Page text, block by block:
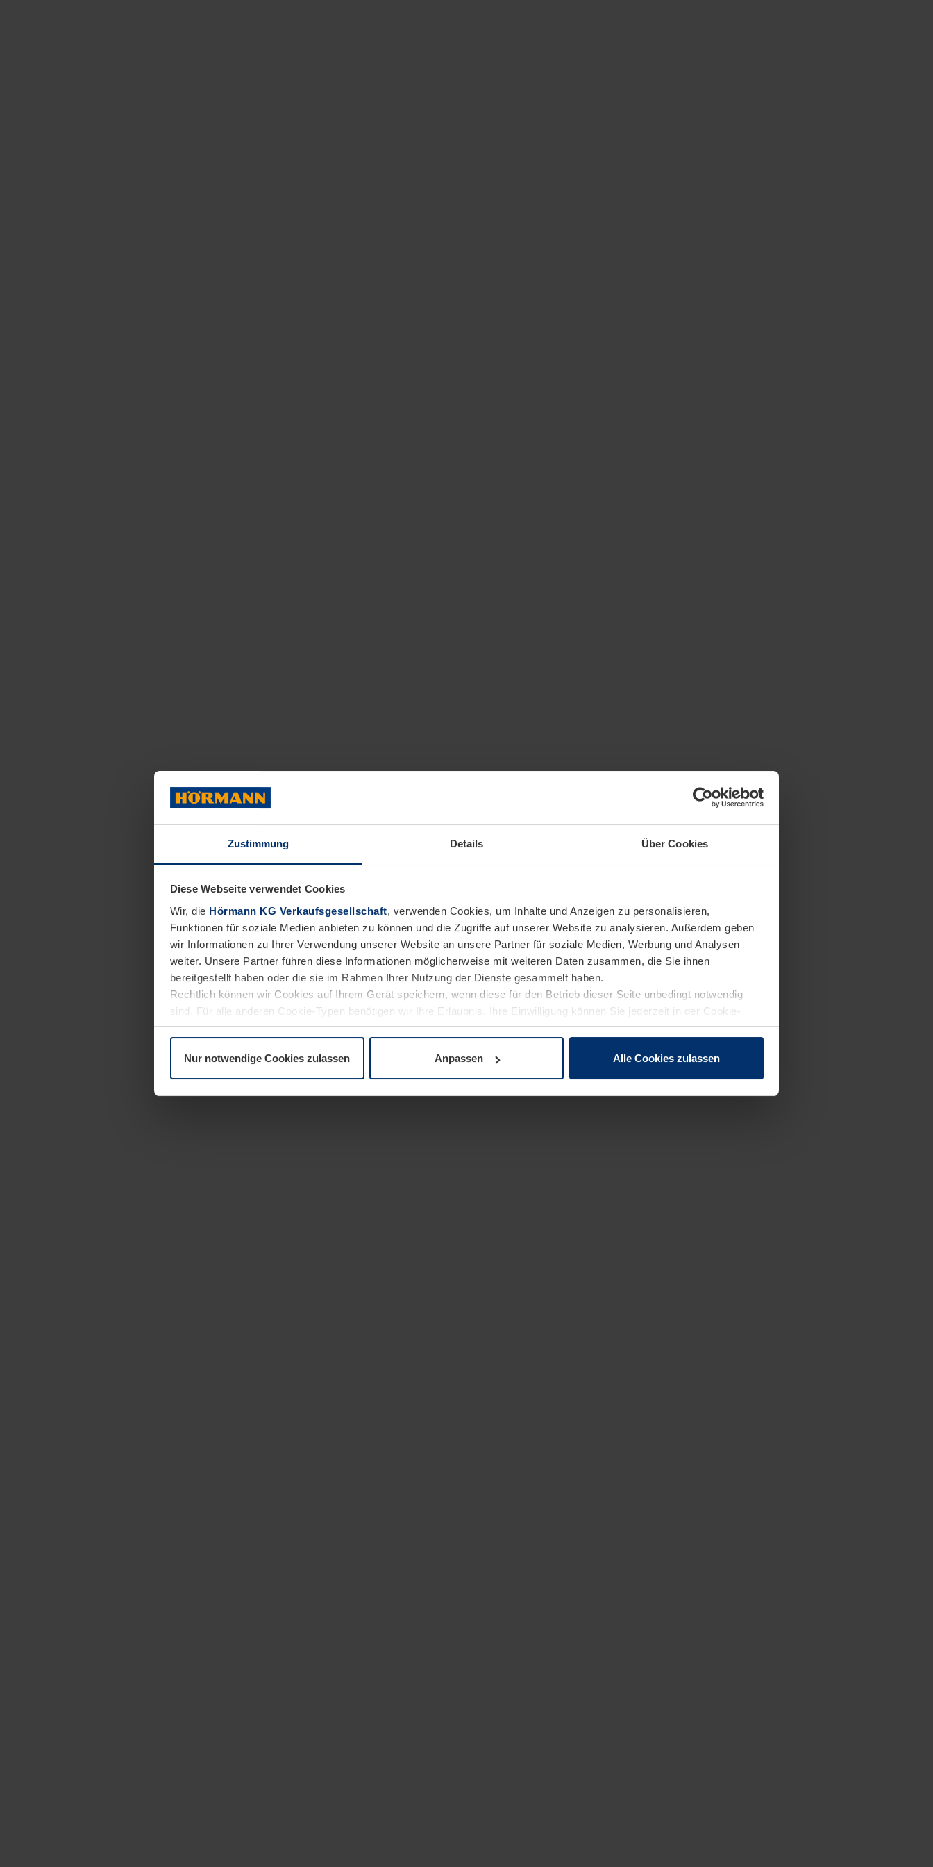
Zustimmung Details Über Cookies
Diese Webseite verwendet Cookies
Wir, die Hörmann KG Verkaufsgesellschaft, verwenden Cookies, um Inhalte und Anzeigen zu personalisieren,
Funktionen für soziale Medien anbieten zu können und die Zugriffe auf unserer Website zu analysieren. Außerdem geben
wir Informationen zu Ihrer Verwendung unserer Website an unsere Partner für soziale Medien, Werbung und Analysen
weiter. Unsere Partner führen diese Informationen möglicherweise mit weiteren Daten zusammen, die Sie ihnen
bereitgestellt haben oder die sie im Rahmen Ihrer Nutzung der Dienste gesammelt haben.
Rechtlich können wir Cookies auf Ihrem Gerät speichern, wenn diese für den Betrieb dieser Seite unbedingt notwendig
sind. Für alle anderen Cookie-Typen benötigen wir Ihre Erlaubnis. Ihre Einwilligung können Sie jederzeit in der Cookie-
Erläuterung auf der SeiteDatenschutzerklärungunserer Website ändern oder widerrufen.
Nur notwendige Cookies zulassen Anpassen Alle Cookies zulassen